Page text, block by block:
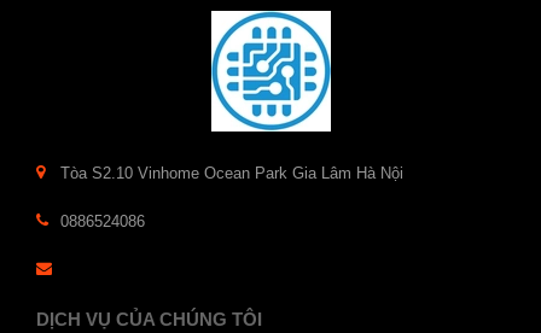
Tòa S2.10 Vinhome Ocean Park Gia Lâm Hà Nội
0886524086
DỊCH VỤ CỦA CHÚNG TÔI